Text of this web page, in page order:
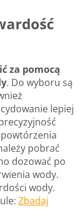
za pomocą
. Do wyboru są
lepiej
pobrać
dozować po
wody.
wody.
Zbadaj